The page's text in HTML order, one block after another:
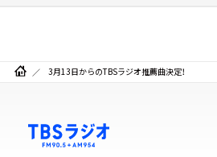
3月13日からのTBSラジオ推薦曲決定！